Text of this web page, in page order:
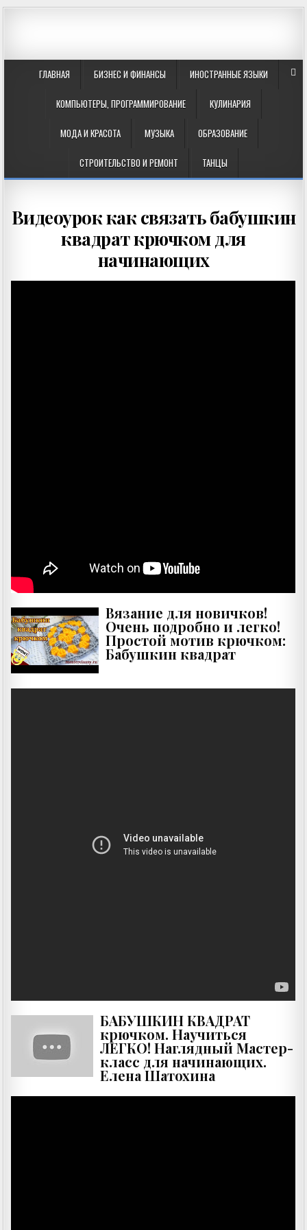
ГЛАВНАЯ БИЗНЕС И ФИНАНСЫ ИНОСТРАННЫЕ ЯЗЫКИ
КОМПЬЮТЕРЫ, ПРОГРАММИРОВАНИЕ КУЛИНАРИЯ
МОДА И КРАСОТА МУЗЫКА ОБРАЗОВАНИЕ
СТРОИТЕЛЬСТВО И РЕМОНТ ТАНЦЫ
Видеоурок как связать бабушкин
квадрат крючком для
начинающих
Вязание для новичков!
Очень подробно и легко!
Простой мотив крючком:
Бабушкин квадрат
БАБУШКИН КВАДРАТ
крючком. Научиться
ЛЕГКО! Наглядный Мастер-
класс для начинающих.
Елена Шатохина